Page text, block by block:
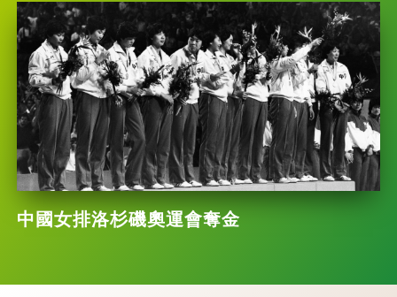
中國女排洛杉磯奧運會奪金